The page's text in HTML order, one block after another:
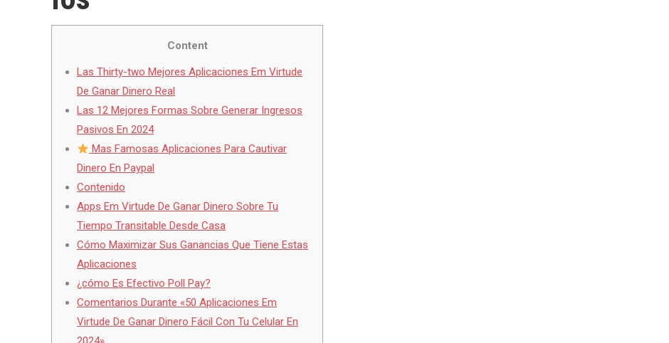
Content
Las Thirty-two Mejores Aplicaciones Em Virtude
De Ganar Dinero Real
Las 12 Mejores Formas Sobre Generar Ingresos
Pasivos En 2024
Mas Famosas Aplicaciones Para Cautivar
Dinero En Paypal
Contenido
Apps Em Virtude De Ganar Dinero Sobre Tu
Tiempo Transitable Desde Casa
Cómo Maximizar Sus Ganancias Que Tiene Estas
Aplicaciones
¿cómo Es Efectivo Poll Pay?
Comentarios Durante «50 Aplicaciones Em
Virtude De Ganar Dinero Fácil Con Tu Celular En